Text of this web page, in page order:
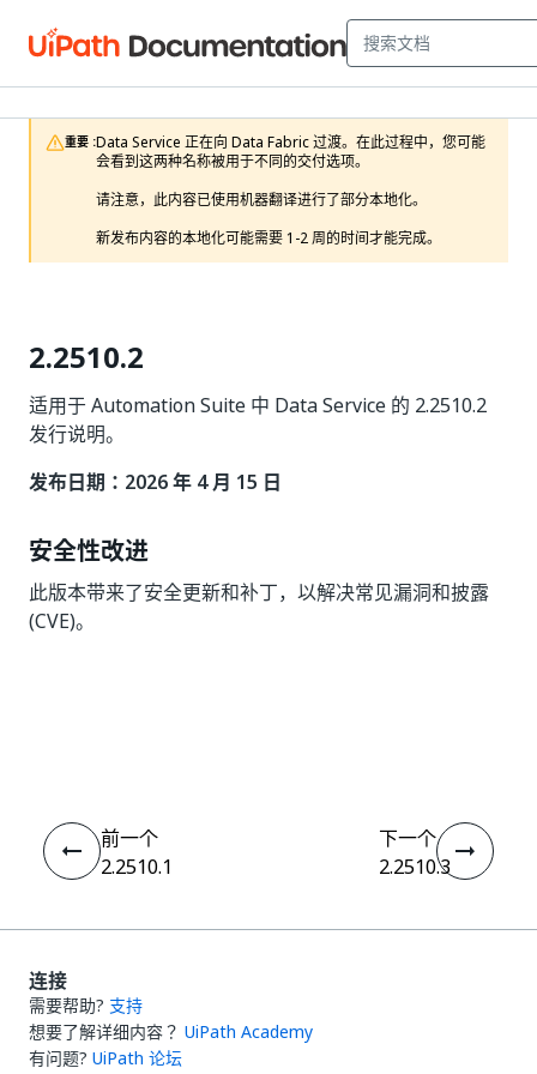
重要 :Data Service 正在向 Data Fabric 过渡。在此过程中，您可能
会看到这两种名称被用于不同的交付选项。
请注意，此内容已使用机器翻译进行了部分本地化。
新发布内容的本地化可能需要 1-2 周的时间才能完成。
2.2510.2
适用于 Automation Suite 中 Data Service 的 2.2510.2
发行说明。
发布日期：2026 年 4 月 15 日
安全性改进
此版本带来了安全更新和补丁，以解决常见漏洞和披露
(CVE)。
前一个
2.2510.1
下一个
2.2510.3
连接
需要帮助? 支持
想要了解详细内容？ UiPath Academy
有问题? UiPath 论坛